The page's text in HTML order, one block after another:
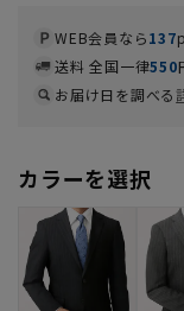
WEB会員なら137
送料 全国一律550
お届け日を調べる
カラーを選択